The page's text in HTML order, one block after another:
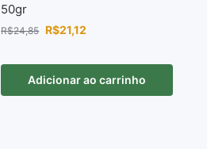
50gr
R$24,85 R$21,12
Adicionar ao carrinho